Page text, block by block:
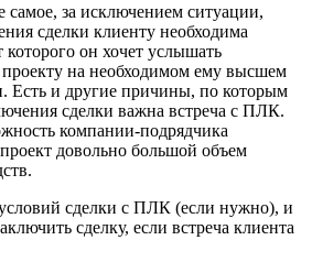
самое, за исключением ситуации,
сделки клиенту необходима
он хочет услышать
проекту на необходимом ему высшем
Есть и другие причины, по которым
сделки важна встреча с ПЛК.
компании-подрядчика
довольно большой объем
условий сделки с ПЛК (если нужно), и
сделку, если встреча клиента